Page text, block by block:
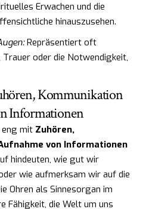
Erwachen und die
hinauszusehen.
Repräsentiert oft
oder die Notwendigkeit,
Kommunikation
Informationen
eng mit Zuhören,
von Informationen
hindeuten, wie gut wir
wie aufmerksam wir auf die
Ohren als Sinnesorgan im
Fähigkeit, die Welt um uns